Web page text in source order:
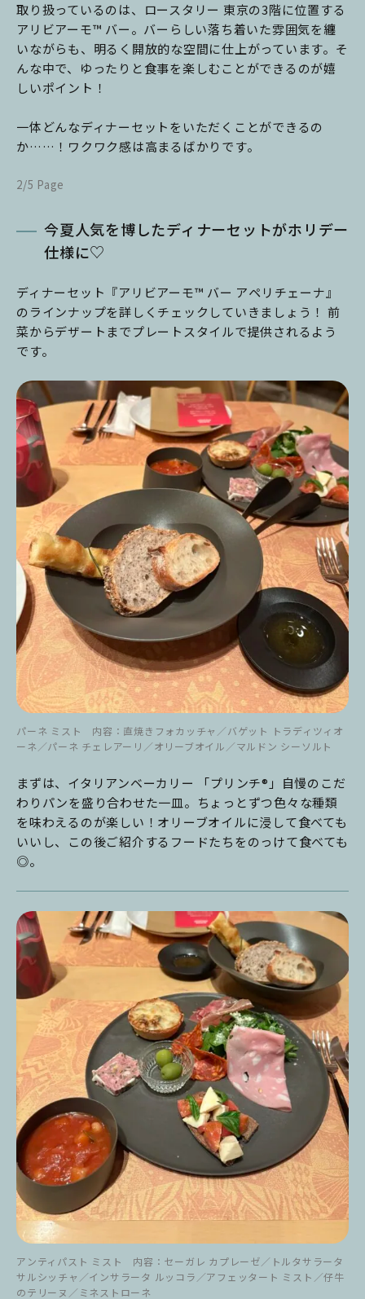
取り扱っているのは、ロースタリー 東京の3階に位置する
アリビアーモ™ バー。バーらしい落ち着いた雰囲気を纏
いながらも、明るく開放的な空間に仕上がっています。そ
んな中で、ゆったりと食事を楽しむことができるのが嬉
しいポイント！
一体どんなディナーセットをいただくことができるの
か……！ワクワク感は高まるばかりです。
2/5 Page
今夏人気を博したディナーセットがホリデー
仕様に♡
ディナーセット『アリビアーモ™ バー アペリチェーナ』
のラインナップを詳しくチェックしていきましょう！ 前
菜からデザートまでプレートスタイルで提供されるよう
です。
パーネ ミスト 内容：直焼きフォカッチャ／バゲット トラディツィオ
ーネ／パーネ チェレアーリ／オリーブオイル／マルドン シーソルト
まずは、イタリアンベーカリー 「プリンチ®」自慢のこだ
わりパンを盛り合わせた一皿。ちょっとずつ色々な種類
を味わえるのが楽しい！オリーブオイルに浸して食べても
いいし、この後ご紹介するフードたちをのっけて食べても
◎。
アンティパスト ミスト 内容：セーガレ カプレーゼ／トルタサラータ
サルシッチャ／インサラータ ルッコラ／アフェッタート ミスト／仔牛
のテリーヌ／ミネストローネ